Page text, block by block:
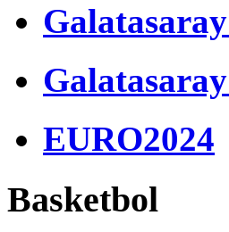
EURO2024
Basketbol